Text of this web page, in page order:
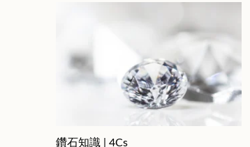
鑽石知識 | 4Cs